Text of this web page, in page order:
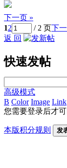
下一页 »
12 / 2 页下
返 回
快速发帖
高级模式
B Color Image Link
您需要登录后才
本版积分规则 发